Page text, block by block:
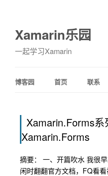
Xamarin乐园
一起学习Xamarin
博客园 首页 联系
Xamarin.Forms系
Xamarin.Forms
摘要： 一、开篇吹水 我很
闲时翻翻官方文档，FQ看